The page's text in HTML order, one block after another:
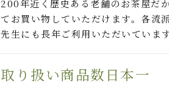
200年近く歴史ある老舗のお茶屋だ
てお買い物していただけます。各流
先生にも長年ご利用いただいています
取り扱い商品数日本一